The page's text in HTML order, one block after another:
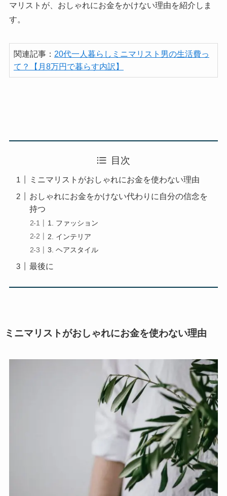
マリストが、おしゃれにお金をかけない理由を紹介しま
す。
関連記事： 20代一人暮らしミニマリスト男の生活費っ
て？【月8万円で暮らす内訳】
目次
ミニマリストがおしゃれにお金を使わない理由
おしゃれにお金をかけない代わりに自分の信念を
持つ
1. ファッション
2. インテリア
3. ヘアスタイル
最後に
ミニマリストがおしゃれにお金を使わない理由